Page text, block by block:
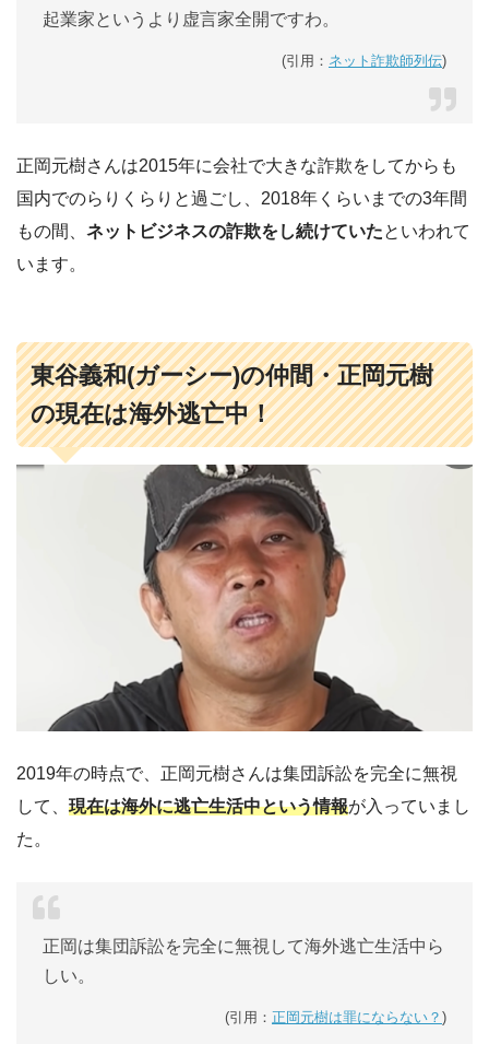
起業家というより虚言家全開ですわ。
(引用： ネット詐欺師列伝)
正岡元樹さんは2015年に会社で大きな詐欺をしてからも
国内でのらりくらりと過ごし、2018年くらいまでの3年間
もの間、 ネットビジネスの詐欺をし続けていたといわれて
います。
東谷義和(ガーシー)の仲間・正岡元樹
の現在は海外逃亡中！
2019年の時点で、正岡元樹さんは集団訴訟を完全に無視
して、 現在は海外に逃亡生活中という情報が入っていまし
た。
正岡は集団訴訟を完全に無視して海外逃亡生活中ら
しい。
(引用： 正岡元樹は罪にならない？ )